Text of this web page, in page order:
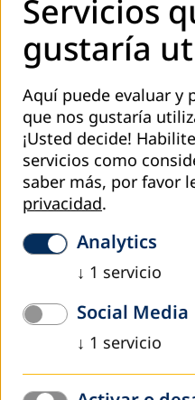
Con el propósito de seguir
acciones de apoyo a
acordó llevar a cabo una
enfocará en habilidades y
permitan comprender y
transfronterizo, de manera
aspectos relativos al
Servicios
gustaría
Aquí puede evaluar y
que nos gustaría
¡Usted decide!
servicios como
saber más, por favor
privacidad.
Analytics
↓ 1 servicio
Social Media
↓ 1 servicio